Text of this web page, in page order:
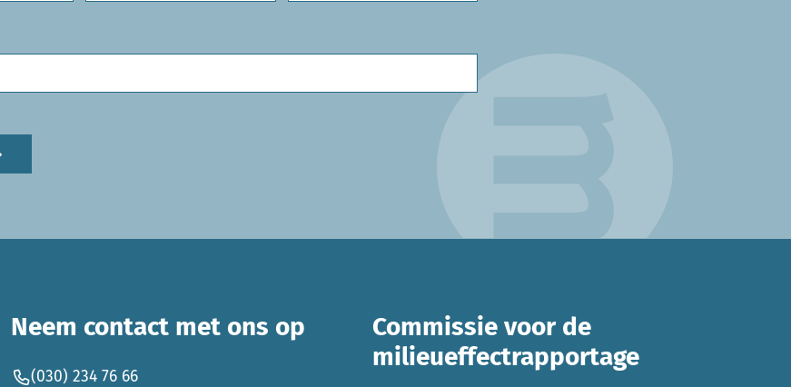
Neem contact met ons op
(030) 234 76 66
Commissie voor de
milieueffectrapportage